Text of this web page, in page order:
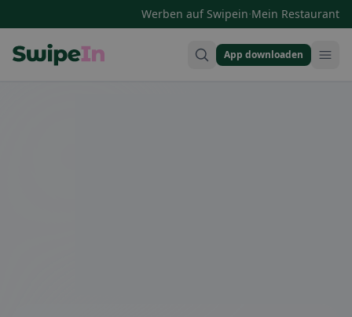
Werben auf Swipein·Mein Restaurant
App downloaden